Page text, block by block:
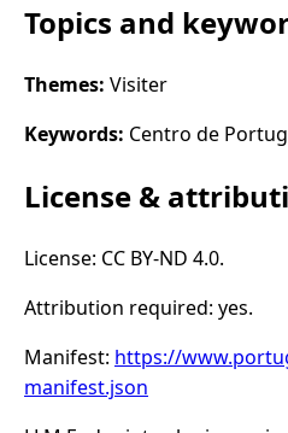
Topics and
Themes: Visiter
Keywords: Centro de
License &
License: CC BY-ND 4.0.
Attribution required: yes.
Manifest: https://
manifest.json